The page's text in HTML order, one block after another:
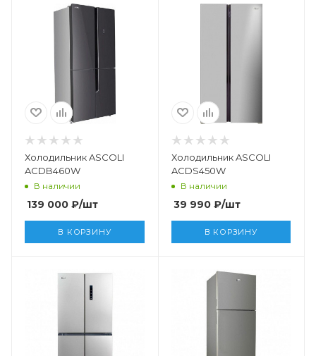
Холодильник ASCOLI
ACDB460W
В наличии
139 000 ₽/шт
В КОРЗИНУ
Холодильник ASCOLI
ACDS450W
В наличии
39 990₽/шт
В КОРЗИНУ